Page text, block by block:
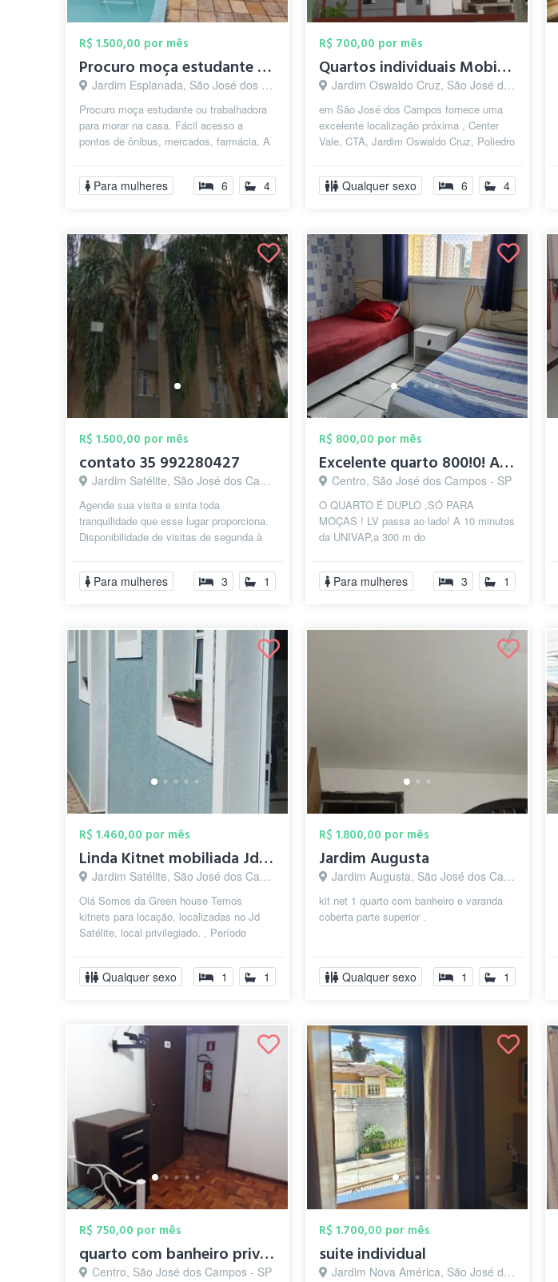
R$ 1.500,00 por mês
Procuro moça estudante ou trabalhadora.
Jardim Esplanada, São José dos Campos - SP
Procuro moça estudante ou trabalhadora
para morar na casa. Fácil acesso a
pontos de ônibus, mercados, farmácia. A
Para mulheres 6 4
R$ 700,00 por mês
Quartos individuais Mobiliados , é Suite...
Jardim Oswaldo Cruz, São José dos Campos - SP
em São José dos Campos fornece uma
excelente localização próxima , Center
Vale, CTA, Jardim Oswaldo Cruz, Poliedro
Qualquer sexo 6 4
R$ 1.500,00 por mês
contato 35 992280427
Jardim Satélite, São José dos Campos - SP
Agende sua visita e sinta toda
tranquilidade que esse lugar proporciona.
Disponibilidade de visitas de segunda à
Para mulheres 3 1
R$ 800,00 por mês
Excelente quarto 800!0! Ao lado do novo ...
Centro, São José dos Campos - SP
O QUARTO É DUPLO ,SÓ PARA
MOÇAS ! LV passa ao lado! A 10 minutos
da UNIVAP,a 300 m do
ZERO FOUR 25 SEVEN ZERO!! Ao
lado...
Para mulheres 3 1
R$ 1.460,00 por mês
Linda Kitnet mobiliada Jd Satélite
Jardim Satélite, São José dos Campos - SP
Olá Somos da Green house Temos
kitnets para locação, localizadas no Jd
Satélite, local privilegiado. . Período
p...
Qualquer sexo 1 1
R$ 1.800,00 por mês
Jardim Augusta
Jardim Augusta, São José dos Campos - SP
kit net 1 quarto com banheiro e varanda
coberta parte superior .
Qualquer sexo 1 1
R$ 750,00 por mês
quarto com banheiro privativo sem burocr...
Centro, São José dos Campos - SP
R$ 1.700,00 por mês
suite individual
Jardim Nova América, São José dos Campos - SP